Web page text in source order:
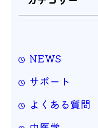
NEWS
サポート
よくある質問